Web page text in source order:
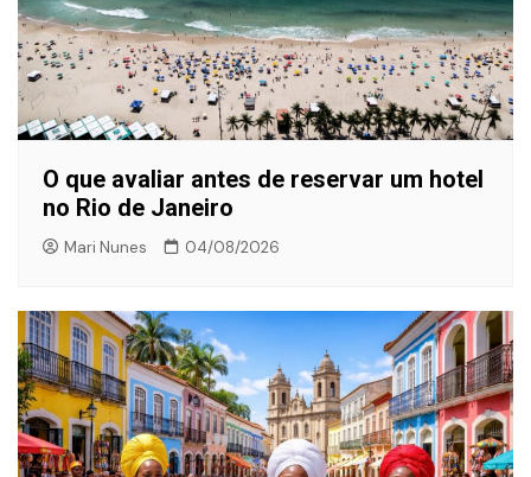
O que avaliar antes de reservar um hotel
no Rio de Janeiro
Mari Nunes 04/08/2026